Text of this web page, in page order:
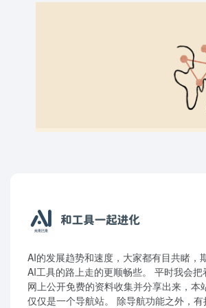
AI的发展趋势和速度，大家都有目共睹，
AI工具的路上走的更顺畅些。 平时我会
网上公开免费的资料收集并分享出来，本
仅仅是一个导航站。 除导航功能之外，有